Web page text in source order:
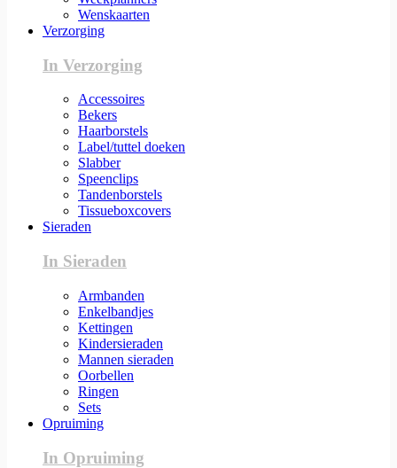
Wenskaarten
Verzorging
In Verzorging
Accessoires
Bekers
Haarborstels
Label/tuttel doeken
Slabber
Speenclips
Tandenborstels
Tissueboxcovers
Sieraden
In Sieraden
Armbanden
Enkelbandjes
Kettingen
Kindersieraden
Mannen sieraden
Oorbellen
Ringen
Sets
Opruiming
In Opruiming